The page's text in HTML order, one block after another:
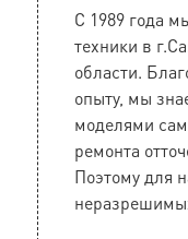
С 1989 года
техники в
области.
опыту, мы
моделями
ремонта
Поэтому для